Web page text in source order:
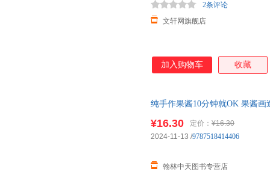
文轩网旗舰店
2条评论
加入购物车 收藏
纯手作果酱10分钟就OK 果酱
¥16.30 定价： ¥16.30
翰林中天图书专营店
2024-11-13 /9787518414406